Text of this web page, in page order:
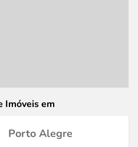
Imóveis em
Porto Alegre